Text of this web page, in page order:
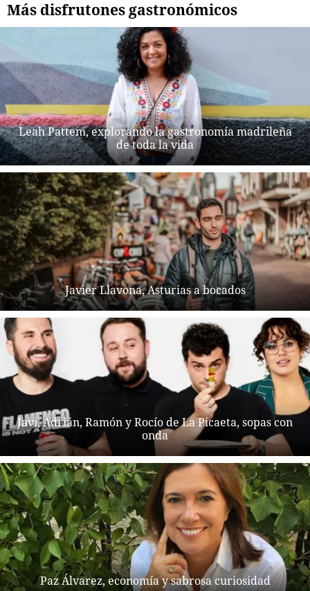
Más disfrutones gastronómicos
Leah Pattem, explorando la gastronomía madrileña
de toda la vida
Javier Llavona, Asturias a bocados
Javi, Adrián, Ramón y Rocío de La Picaeta, sopas con
onda
Paz Álvarez, economía y sabrosa curiosidad